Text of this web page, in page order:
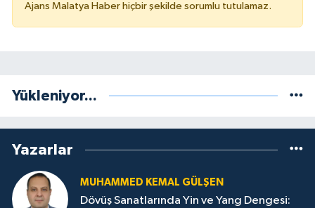
Ajans Malatya Haber hiçbir şekilde sorumlu tutulamaz.
Yükleniyor...
Yazarlar
MUHAMMED KEMAL GÜLŞEN
Dövüş Sanatlarında Yin ve Yang Dengesi: